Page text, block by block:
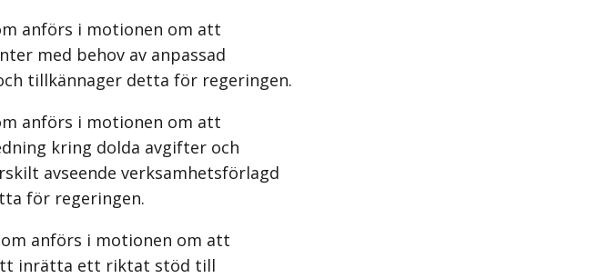
anförs i motionen om att
med behov av anpassad
tillkännager detta för regeringen.
anförs i motionen om att
kring dolda avgifter och
avseende verksamhetsförlagd
för regeringen.
anförs i motionen om att
inrätta ett riktat stöd till